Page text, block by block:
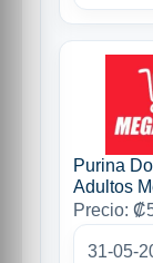
Purina
Adultos
Precio:
31-05-